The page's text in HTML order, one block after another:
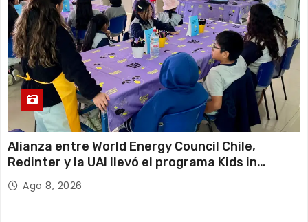
Alianza entre World Energy Council Chile,
Redinter y la UAI llevó el programa Kids in
Energy a Arica y Pozo Almonte
Ago 8, 2026